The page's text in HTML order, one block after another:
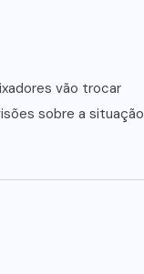
vão trocar
sobre a situação